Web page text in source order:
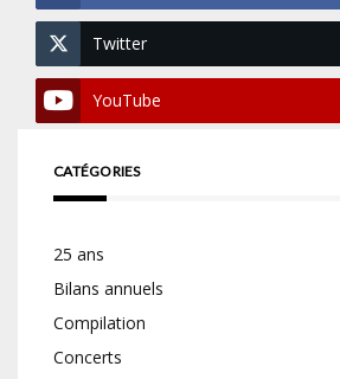
Twitter
YouTube
CATÉGORIES
25 ans
Bilans annuels
Compilation
Concerts